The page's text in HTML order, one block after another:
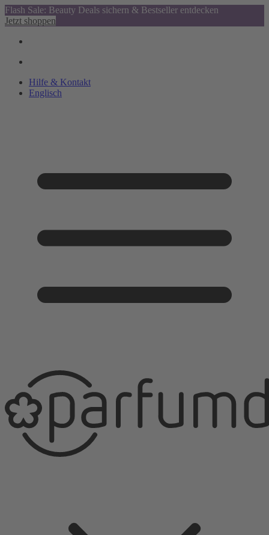
Flash Sale: Beauty Deals sichern & Bestseller entdecken
Jetzt shoppen
Hilfe & Kontakt
Englisch